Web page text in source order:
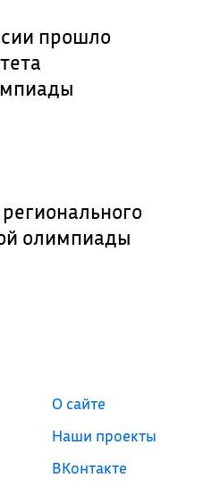
прошло
олимпиады
О сайте
Наши проекты
ВКонтакте